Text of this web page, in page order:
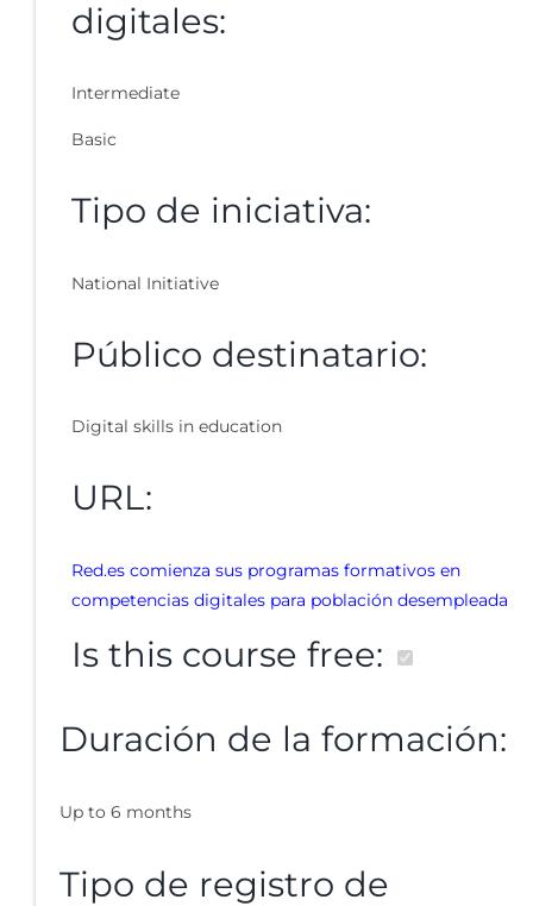
digitales:
Intermediate
Basic
Tipo de iniciativa:
National Initiative
Público destinatario:
Digital skills in education
URL:
Red.es comienza sus programas formativos en
competencias digitales para población desempleada
Is this course free:
Duración de la formación:
Up to 6 months
Tipo de registro de